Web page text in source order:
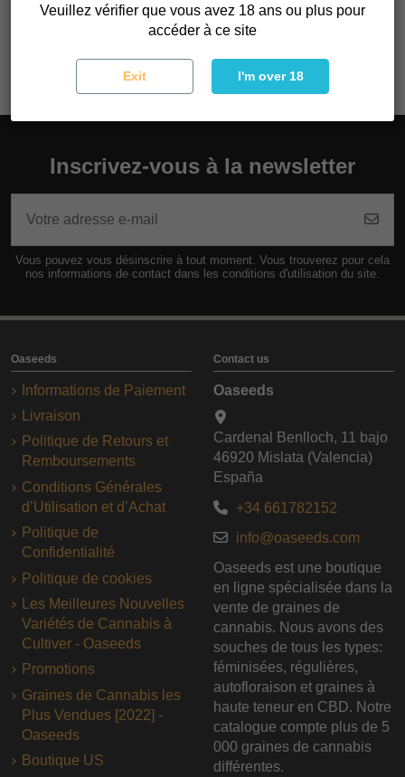
OA5Q9P4Q402
Inscrivez-vous à la newsletter
Vous pouvez vous désinscrire à tout moment. Vous trouverez pour cela
nos informations de contact dans les conditions d'utilisation du site.
Oaseeds
Informations de Paiement
Livraison
Politique de Retours et
Remboursements
Conditions Générales
d’Utilisation et d’Achat
Politique de
Confidentialité
Politique de cookies
Les Meilleures Nouvelles
Variétés de Cannabis à
Cultiver - Oaseeds
Promotions
Graines de Cannabis les
Plus Vendues [2022] -
Oaseeds
Boutique US
Contact us
Oaseeds
Cardenal Benlloch, 11 bajo
46920 Mislata (Valencia)
España
+34 661782152
info@oaseeds.com
Oaseeds est une boutique
en ligne spécialisée dans la
vente de graines de
cannabis. Nous avons des
souches de tous les types:
féminisées, régulières,
autofloraison et graines à
haute teneur en CBD. Notre
catalogue compte plus de 5
000 graines de cannabis
différentes.
Veuillez vérifier que vous avez 18 ans ou plus pour
accéder à ce site
Exit I'm over 18